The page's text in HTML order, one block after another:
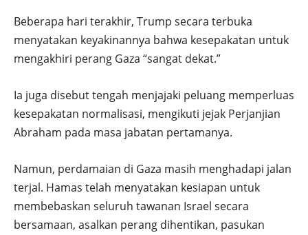
Beberapa hari terakhir, Trump secara terbuka
menyatakan keyakinannya bahwa kesepakatan untuk
mengakhiri perang Gaza “sangat dekat.”
Ia juga disebut tengah menjajaki peluang memperluas
kesepakatan normalisasi, mengikuti jejak Perjanjian
Abraham pada masa jabatan pertamanya.
Namun, perdamaian di Gaza masih menghadapi jalan
terjal. Hamas telah menyatakan kesiapan untuk
membebaskan seluruh tawanan Israel secara
bersamaan, asalkan perang dihentikan, pasukan